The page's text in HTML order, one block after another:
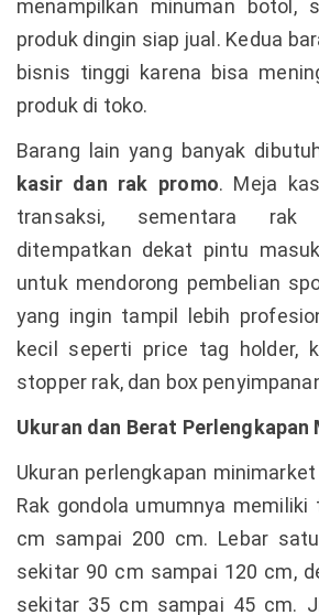
menampilkan minuman botol,
produk dingin siap jual. Kedua
bisnis tinggi karena bisa
produk di toko.
Barang lain yang banyak
kasir dan rak promo. Meja
transaksi, sementara rak
ditempatkan dekat pintu
untuk mendorong pembelian
yang ingin tampil lebih
kecil seperti price tag holder,
stopper rak, dan box
Ukuran dan Berat Perlengkapan
Ukuran perlengkapan
Rak gondola umumnya
cm sampai 200 cm. Lebar
sekitar 90 cm sampai 120 cm,
sekitar 35 cm sampai 45 cm.